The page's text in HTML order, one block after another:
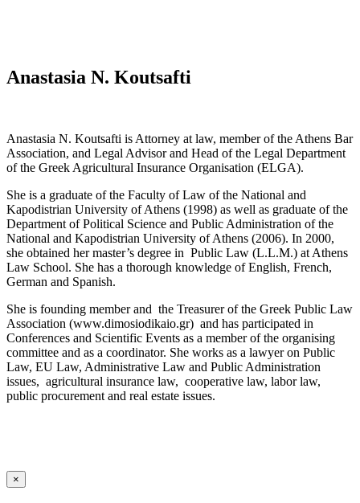
Anastasia N. Koutsafti
Anastasia N. Koutsafti is Attorney at law, member of the Athens Bar
Association, and Legal Advisor and Head of the Legal Department
of the Greek Agricultural Insurance Organisation (ELGA).
She is a graduate of the Faculty of Law of the National and
Kapodistrian University of Athens (1998) as well as graduate of the
Department of Political Science and Public Administration of the
National and Kapodistrian University of Athens (2006). In 2000,
she obtained her master’s degree in Public Law (L.L.M.) at Athens
Law School. She has a thorough knowledge of English, French,
German and Spanish.
She is founding member and the Treasurer of the Greek Public Law
Association (www.dimosiodikaio.gr) and has participated in
Conferences and Scientific Events as a member of the organising
committee and as a coordinator. She works as a lawyer on Public
Law, EU Law, Administrative Law and Public Administration
issues, agricultural insurance law, cooperative law, labor law,
public procurement and real estate issues.
×